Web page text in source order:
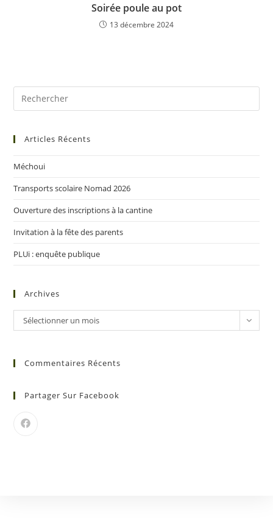
Soirée poule au pot
13 décembre 2024
Articles Récents
Méchoui
Transports scolaire Nomad 2026
Ouverture des inscriptions à la cantine
Invitation à la fête des parents
PLUi : enquête publique
Archives
Sélectionner un mois
Commentaires Récents
Partager Sur Facebook